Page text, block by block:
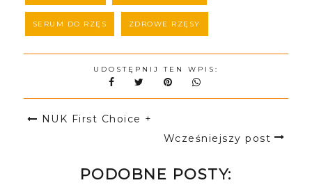
SERUM DO RZĘS ZDROWE RZĘSY
UDOSTĘPNIJ TEN WPIS:
NUK First Choice +
Wcześniejszy post
PODOBNE POSTY: